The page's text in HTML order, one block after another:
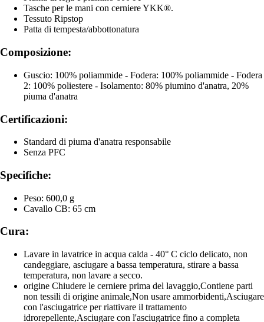
Tasche per le mani con cerniere YKK®.
Tessuto Ripstop
Patta di tempesta/abbottonatura
Composizione:
Guscio: 100% poliammide - Fodera: 100% poliammide - Fodera
2: 100% poliestere - Isolamento: 80% piumino d'anatra, 20%
piuma d'anatra
Certificazioni:
Standard di piuma d'anatra responsabile
Senza PFC
Specifiche:
Peso: 600,0 g
Cavallo CB: 65 cm
Cura:
Lavare in lavatrice in acqua calda - 40° C ciclo delicato, non
candeggiare, asciugare a bassa temperatura, stirare a bassa
temperatura, non lavare a secco.
origine Chiudere le cerniere prima del lavaggio,Contiene parti
non tessili di origine animale,Non usare ammorbidenti,Asciugare
con l'asciugatrice per riattivare il trattamento
idrorepellente,Asciugare con l'asciugatrice fino a completa